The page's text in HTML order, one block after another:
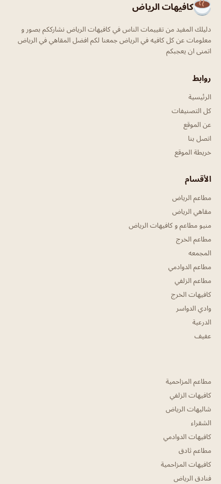
كافيهات الرياض
دليلك المفيد من تقييمات الناس في كافيهات الرياض نشارككم بصور و
معلومات عن كل كافيه في الرياض جمعنا لكم افضل المقاهي في الرياض
اتمنى ان يعجبكم
روابط
الرئيسية
كل التصنيفات
عن الموقع
اتصل بنا
خريطة الموقع
الأقسام
مطاعم الرياض
مقاهي الرياض
منيو مطاعم و كافيهات الرياض
مطاعم الخرج
المجمعه
مطاعم الدوادمي
مطاعم الزلفي
كافيهات الخرج
وادي الدواسر
الدرعية
عفيف
مطاعم المزاحمية
كافيهات الزلفي
شاليهات الرياض
الشقراء
كافيهات الدوادمي
مطاعم ثادق
كافيهات المزاحمية
فنادق الرياض